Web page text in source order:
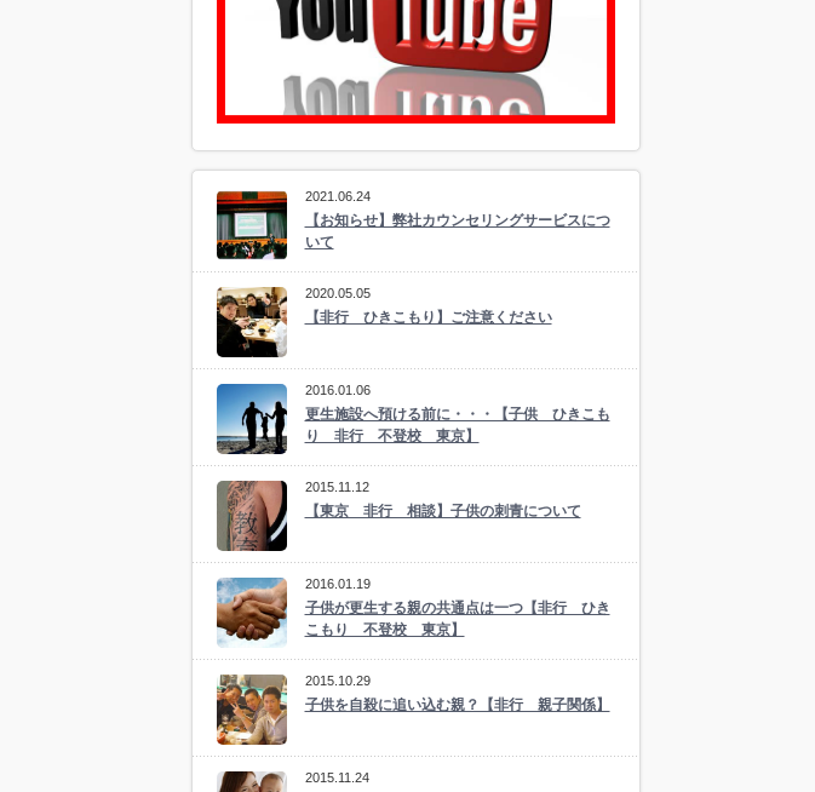
2021.06.24
【お知らせ】弊社カウンセリングサービスにつ
いて
2020.05.05
【非行 ひきこもり】ご注意ください
2016.01.06
更生施設へ預ける前に・・・【子供 ひきこも
り 非行 不登校 東京】
2015.11.12
【東京 非行 相談】子供の刺青について
2016.01.19
子供が更生する親の共通点は一つ【非行 ひき
こもり 不登校 東京】
2015.10.29
子供を自殺に追い込む親？【非行 親子関係】
2015.11.24